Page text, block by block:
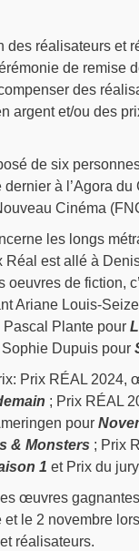
des réalisateurs et
de remise
des
argent et/ou des
de six
dernier à l’Agora
Cinéma
les longs
Réal est allé à
oeuvres de fiction,
Ariane Louis-
Pascal Plante pour
Dupuis pour
Prix RÉAL 2024,
; Prix RÉAL
pour
& Monsters ; Prix
1 et Prix du
œuvres
et le 2 novembre
réalisateurs.